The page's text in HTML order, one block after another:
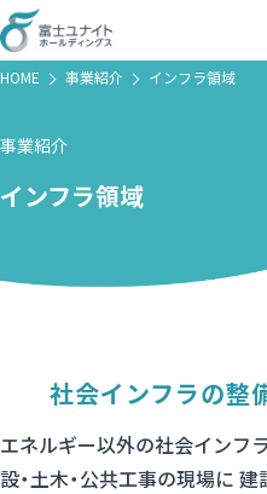
HOME 事業紹介 インフラ領域
事業紹介
インフラ領域
社会インフラの整
エネルギー以外の社会インフ
設・土木・公共工事の現場に